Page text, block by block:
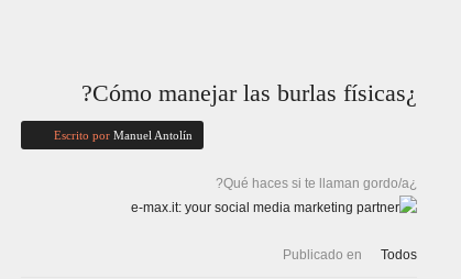
¿Cómo manejar las burlas físicas?
Escrito por Manuel Antolín
¿Qué haces si te llaman gordo/a?
Publicado en Todos